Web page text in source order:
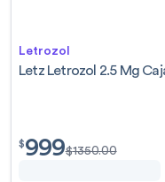
Letrozol
Letz Letrozol 2.5 Mg
$999.00
$999$1350.00